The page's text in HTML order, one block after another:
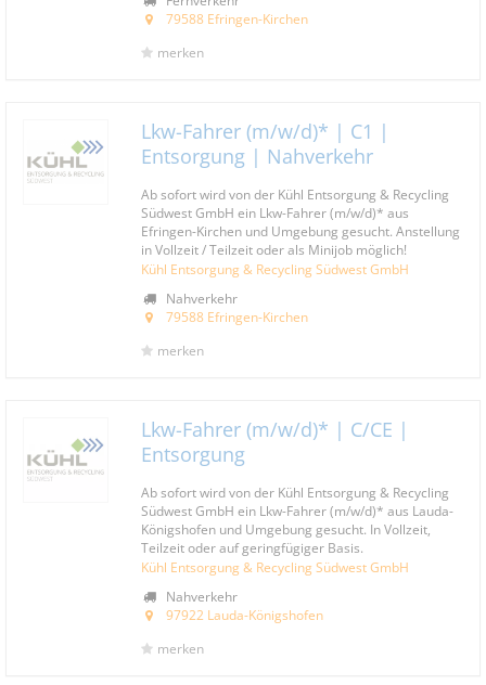
79588 Efringen-Kirchen
merken
Lkw-Fahrer (m/w/d)* | C1 |
Entsorgung | Nahverkehr
Ab sofort wird von der Kühl Entsorgung & Recycling
Südwest GmbH ein Lkw-Fahrer (m/w/d)* aus
Efringen-Kirchen und Umgebung gesucht. Anstellung
in Vollzeit / Teilzeit oder als Minijob möglich!
Kühl Entsorgung & Recycling Südwest GmbH
Nahverkehr
79588 Efringen-Kirchen
merken
Lkw-Fahrer (m/w/d)* | C/CE |
Entsorgung
Ab sofort wird von der Kühl Entsorgung & Recycling
Südwest GmbH ein Lkw-Fahrer (m/w/d)* aus Lauda-
Königshofen und Umgebung gesucht. In Vollzeit,
Teilzeit oder auf geringfügiger Basis.
Kühl Entsorgung & Recycling Südwest GmbH
Nahverkehr
97922 Lauda-Königshofen
merken